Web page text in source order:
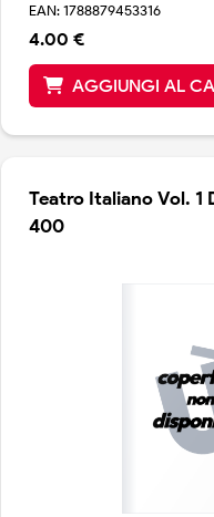
EAN: 1788879453316
4.00 €
AGGIUNGI AL
Teatro Italiano Vol. 1
400